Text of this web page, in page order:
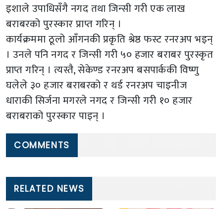
इशाले उपाधिसँगै नगद तथा जिन्सी गरी एक लाख
बराबरको पुरस्कार प्राप्त गरिन् ।
कार्यक्रममा ठूलो आँगनकी प्रकृति श्रेष्ठ फस्ट रनरअप भइन्
। उनले पनि नगद र जिन्सी गरी ५० हजार बराबर पुरस्कृत
प्राप्त गरिन् । त्यस्तै, सेकेण्ड रनरअप बसपार्ककी विष्णु
घलेले ३० हजार बराबरको र थर्ड रनरअप चाइनीज
धाराकी सिर्जना मगरले नगद र जिन्सी गरी १० हजार
बराबराको पुरस्कार पाइन् ।
COMMENTS
RELATED NEWS